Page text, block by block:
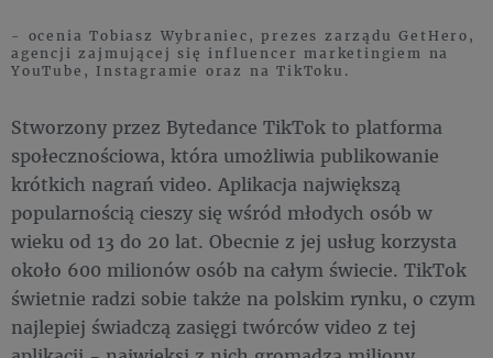
- ocenia Tobiasz Wybraniec, prezes zarządu GetHero,
agencji zajmującej się influencer marketingiem na
YouTube, Instagramie oraz na TikToku.
Stworzony przez Bytedance TikTok to platforma
społecznościowa, która umożliwia publikowanie
krótkich nagrań video. Aplikacja największą
popularnością cieszy się wśród młodych osób w
wieku od 13 do 20 lat. Obecnie z jej usług korzysta
około 600 milionów osób na całym świecie. TikTok
świetnie radzi sobie także na polskim rynku, o czym
najlepiej świadczą zasięgi twórców video z tej